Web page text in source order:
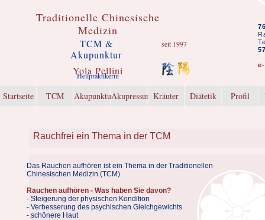
Traditionelle Chinesische
Medizin
seit 1997
TCM &
Akupunktur
Yola Pellini
Heilpraktikerin
Startseite TCM AkupunkturAkupressur Kräuter Diätetik Profil
Rauchfrei ein Thema in der TCM
Das Rauchen aufhören ist ein Thema in der Traditionellen
Chinesischen Medizin (TCM)
Rauchen aufhören - Was haben Sie davon?
- Steigerung der physischen Kondition
- Verbesserung des psychischen Gleichgewichts
- schönere Haut